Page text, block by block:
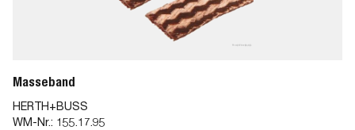
Masseband
HERTH+BUSS
WM-Nr.: 155.17.95